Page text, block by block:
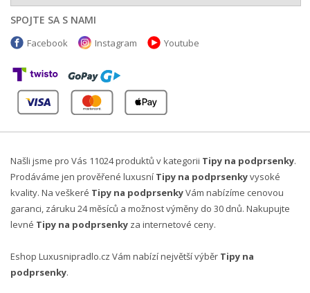
SPOJTE SA S NAMI
Facebook Instagram Youtube
Našli jsme pro Vás 11024 produktů v kategorii Tipy na podprsenky.
Prodáváme jen prověřené luxusní Tipy na podprsenkyvysoké
kvality. Na veškeré Tipy na podprsenkyVám nabízíme cenovou
garanci, záruku 24 měsíců a možnost výměny do 30 dnů. Nakupujte
levné Tipy na podprsenky za internetové ceny.
Eshop Luxusnipradlo.cz Vám nabízí největší výběr Tipy na
podprsenky.